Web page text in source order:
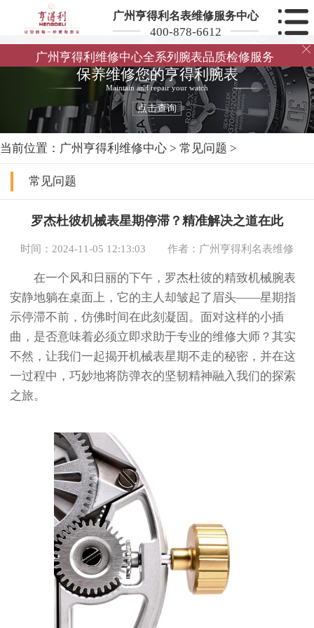
广州亨得利名表维修服务中心
400-878-6612
广州亨得利维修中心全系列腕表品质检修服务

保养维修您的亨得利腕表
Maintain and repair your watch
点击查询
当前位置： 广州亨得利维修中心 > 常见问题 >
常见问题
罗杰杜彼机械表星期停滞？精准解决之道在此
时间：2024-11-05 12:13:03 作者：广州亨得利名表维修
在一个风和日丽的下午，罗杰杜彼的精致机械腕表
安静地躺在桌面上，它的主人却皱起了眉头——星期指
示停滞不前，仿佛时间在此刻凝固。面对这样的小插
曲，是否意味着必须立即求助于专业的维修大师？其实
不然，让我们一起揭开机械表星期不走的秘密，并在这
一过程中，巧妙地将防弹衣的坚韧精神融入我们的探索
之旅。